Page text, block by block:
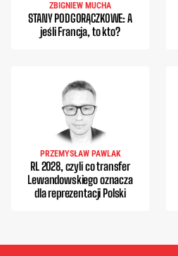
ZBIGNIEW MUCHA
STANY PODGORĄCZKOWE: A
jeśli Francja, to kto?
PRZEMYSŁAW PAWLAK
RL 2028, czyli co transfer
Lewandowskiego oznacza
dla reprezentacji Polski